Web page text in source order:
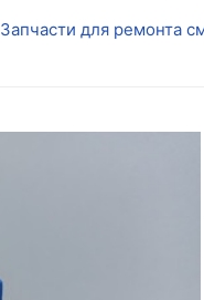
Запчасти для ремонта